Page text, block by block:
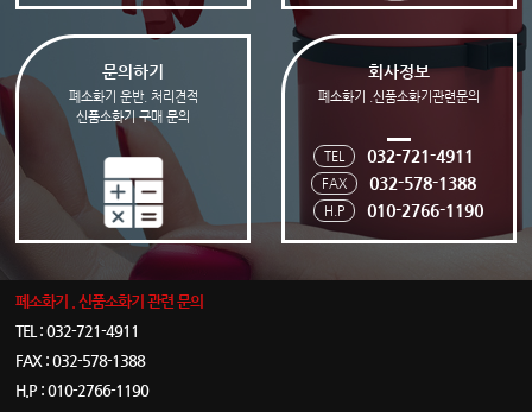
문의하기
폐소화기 운반. 처리견적
신품소화기 구매 문의
회사정보
폐소화기 .신품소화기관련문의
TEL 032-721-4911
FAX 032-578-1388
H.P 010-2766-1190
폐소화기 . 신품소화기 관련 문의
TEL : 032-721-4911
FAX : 032-578-1388
H.P : 010-2766-1190